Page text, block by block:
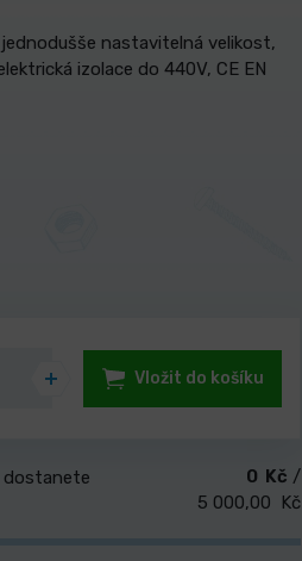
nastavitelná velikost,
izolace do 440V, CE EN
Vložit do košíku
dostanete
0 Kč /
5 000,00 Kč